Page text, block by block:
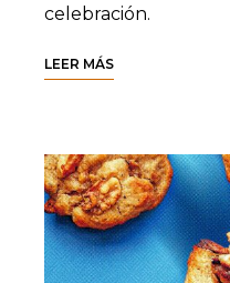
celebración.
LEER MÁS